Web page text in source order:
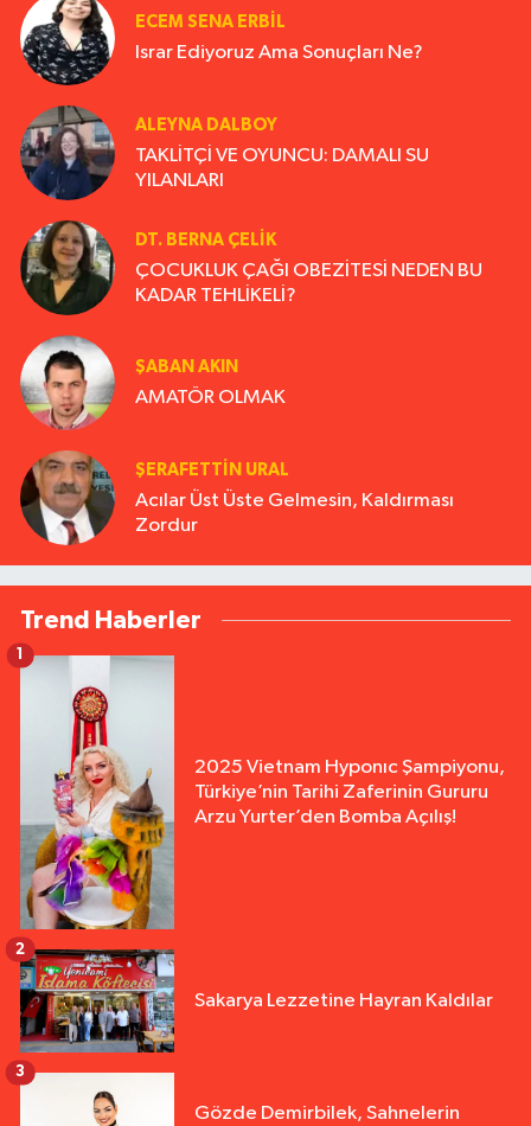
ECEM SENA ERBIL
Israr Ediyoruz Ama Sonuçları Ne?
ALEYNA DALBOY
TAKLİTÇİ VE OYUNCU: DAMALI SU
YILANLARI
DT. BERNA ÇELIK
ÇOCUKLUK ÇAĞI OBEZİTESİ NEDEN BU
KADAR TEHLİKELİ?
ŞABAN AKIN
AMATÖR OLMAK
ŞERAFETTIN URAL
Acılar Üst Üste Gelmesin, Kaldırması
Zordur
Trend Haberler
2025 Vietnam Hyponıc Şampiyonu,
Türkiye’nin Tarihi Zaferinin Gururu
Arzu Yurter’den Bomba Açılış!
1
Sakarya Lezzetine Hayran Kaldılar
2
Gözde Demirbilek, Sahnelerin
3